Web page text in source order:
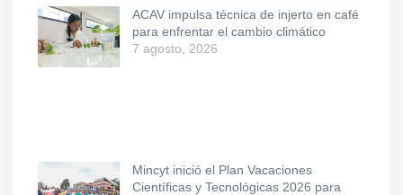
ACAV impulsa técnica de injerto en café
para enfrentar el cambio climático
7 agosto, 2026
Mincyt inició el Plan Vacaciones
Científicas y Tecnológicas 2026 para